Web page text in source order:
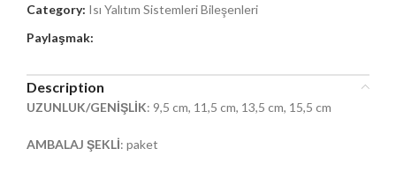
Category: Isı Yalıtım Sistemleri Bileşenleri
Paylaşmak:
Description
UZUNLUK/GENİŞLİK: 9,5 cm, 11,5 cm, 13,5 cm, 15,5 cm
AMBALAJ ŞEKLİ: paket